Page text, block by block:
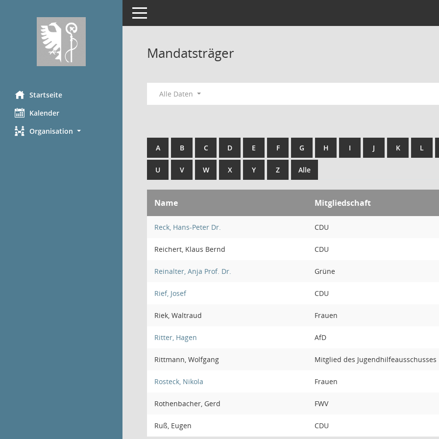
Startseite
Kalender
Organisation
Toggle navigation
Mandatsträger
Alle Daten
A B C D E F G H I J K L
U V W X Y Z Alle
Name Mitgliedschaft
Reck, Hans-Peter Dr. CDU
Reichert, Klaus Bernd CDU
Reinalter, Anja Prof. Dr. Grüne
Rief, Josef CDU
Riek, Waltraud Frauen
Ritter, Hagen AfD
Rittmann, Wolfgang Mitglied des Jugendhilfeausschusses
Rosteck, Nikola Frauen
Rothenbacher, Gerd FWV
Ruß, Eugen CDU